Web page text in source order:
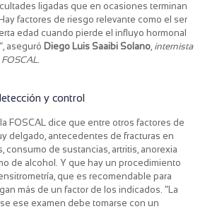
ligadas que en ocasiones terminan
factores de riesgo relevante como el ser
edad cuando pierde el influyo hormonal
aseguró Diego Luis Saaibi Solano, internista
.
y control
FOSCAL dice que entre otros factores de
delgado, antecedentes de fracturas en
consumo de sustancias, artritis, anorexia
de alcohol. Y que hay un procedimiento
que es recomendable para
más de un factor de los indicados. “La
ese examen debe tomarse con un